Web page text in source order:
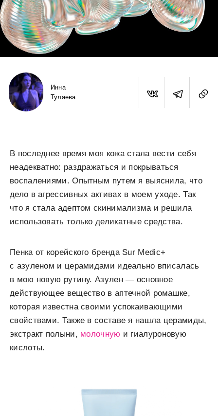
Инна
Тулаева
В последнее время моя кожа стала вести себя
неадекватно: раздражаться и покрываться
воспалениями. Опытным путем я выяснила, что
дело в агрессивных активах в моем уходе. Так
что я стала адептом скинимализма и решила
использовать только деликатные средства.
Пенка от корейского бренда Sur Medic+
с азуленом и церамидами идеально вписалась
в мою новую рутину. Азулен — основное
действующее вещество в аптечной ромашке,
которая известна своими успокаивающими
свойствами. Также в составе я нашла церамиды,
экстракт полыни, молочную и гиалуроновую
кислоты.